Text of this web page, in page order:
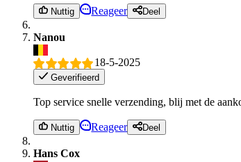
Nuttig Reageer Deel
Nanou
18-5-2025
Geverifieerd
Top service snelle verzending, blij met de
Nuttig Reageer Deel
Hans Cox